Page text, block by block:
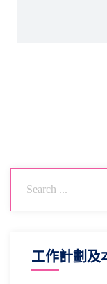
工作計劃及